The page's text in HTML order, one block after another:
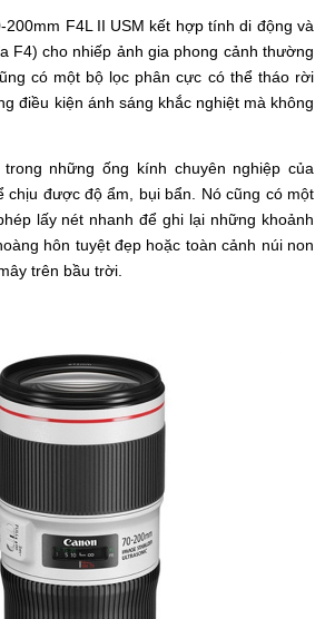
200mm F4L II USM kết hợp tính di động và
F4) cho nhiếp ảnh gia phong cảnh thường
có một bộ lọc phân cực có thể tháo rời
điều kiện ánh sáng khắc nghiệt mà không
những ống kính chuyên nghiệp của
chịu được độ ẩm, bụi bẩn. Nó cũng có một
lấy nét nhanh để ghi lại những khoảnh
hôn tuyệt đẹp hoặc toàn cảnh núi non
trên bầu trời.